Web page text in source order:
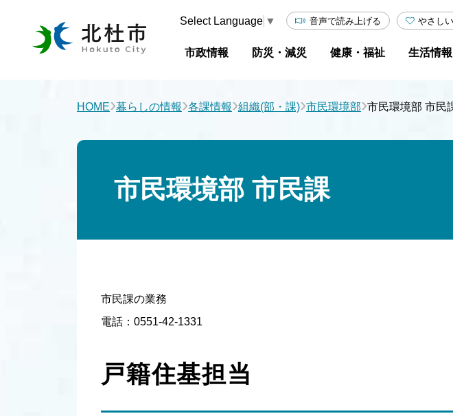
Select Language ▼ 音声で読み上げる やさし
市政情報 防災・減災 健康・福祉 生活情報
HOME›暮らしの情報›各課情報›組織(部・課)›市民環境部›市民環境部 市民
市民環境部 市民課
市民課の業務
電話：0551-42-1331
戸籍住基担当